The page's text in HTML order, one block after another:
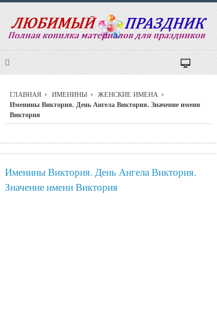
ГЛАВНАЯ ИМЕНИНЫ ЖЕНСКИЕ ИМЕНА
Именины Виктория. День Ангела Виктория. Значение имени
Виктория
Именины Виктория. День Ангела Виктория.
Значение имени Виктория